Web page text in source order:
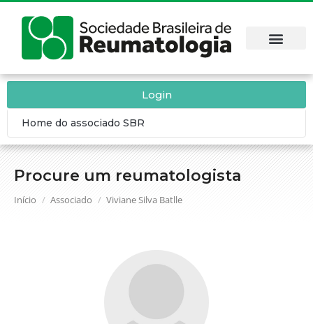
Procure um reumatologista
Você está aqui:
Início Associado Viviane Silva Batlle
Login
Home do associado SBR